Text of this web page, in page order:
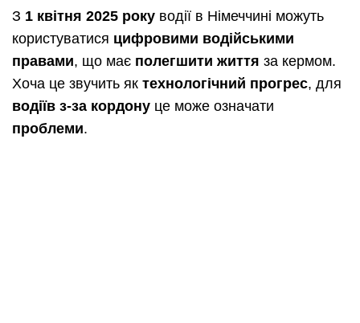
З 1 квітня 2025 року водії в Німеччині можуть
користуватися цифровими водійськими
правами, що має полегшити життя за кермом.
Хоча це звучить як технологічний прогрес, для
водіїв з-за кордону це може означати
проблеми.